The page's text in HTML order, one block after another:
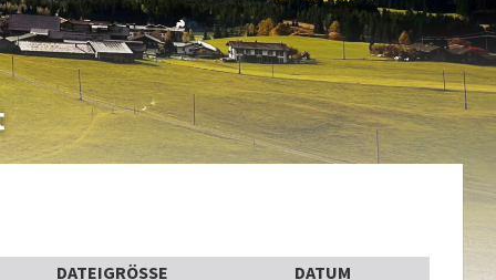
DATEIGRÖSSE DATUM